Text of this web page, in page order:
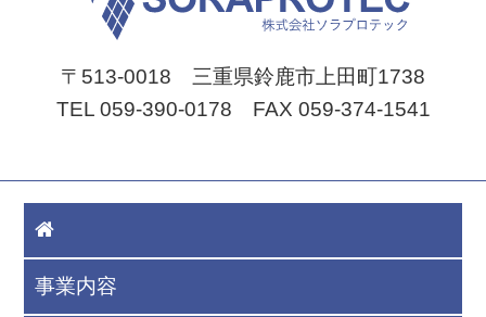
〒513-0018 三重県鈴鹿市上田町1738
TEL 059-390-0178 FAX 059-374-1541
事業内容